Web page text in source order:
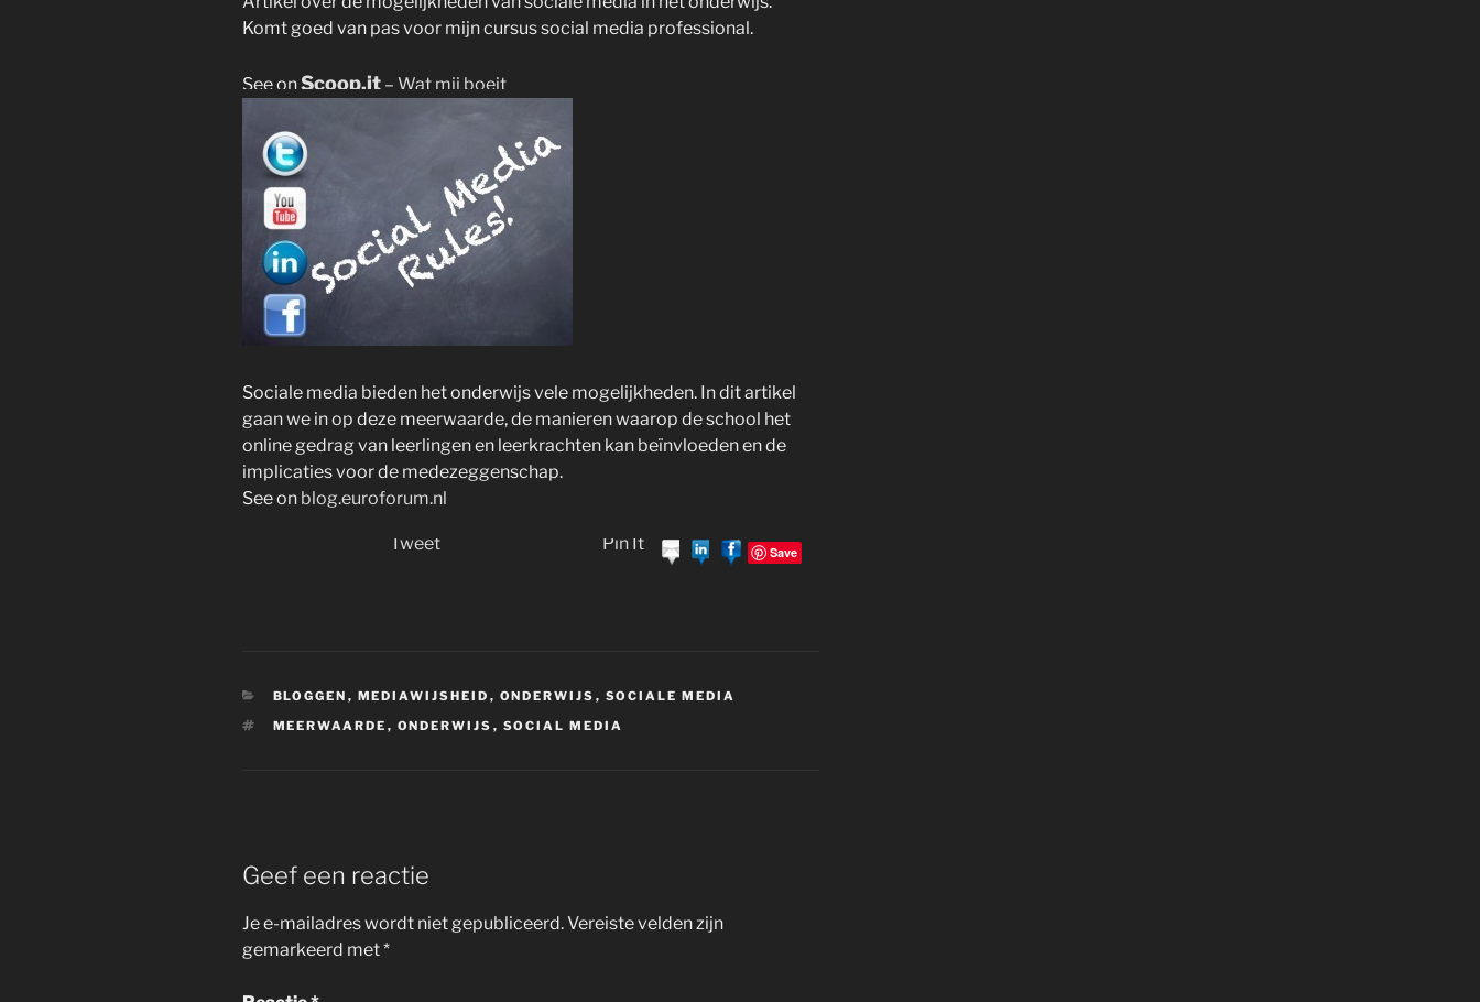
Komt goed van pas voor mijn cursus social media professional.
See onScoop.it – Wat mij boeit
Sociale media bieden het onderwijs vele mogelijkheden. In dit artikel
gaan we in op deze meerwaarde, de manieren waarop de school het
online gedrag van leerlingen en leerkrachten kan beïnvloeden en de
implicaties voor de medezeggenschap.
See on blog.euroforum.nl
Tweet Pin It Save
CATEGORIEËN
BLOGGEN , MEDIAWIJSHEID , ONDERWIJS , SOCIALE MEDIA
TAGS
MEERWAARDE , ONDERWIJS , SOCIAL MEDIA
Geef een reactie
Je e-mailadres wordt niet gepubliceerd.Vereiste velden zijn
gemarkeerd met*